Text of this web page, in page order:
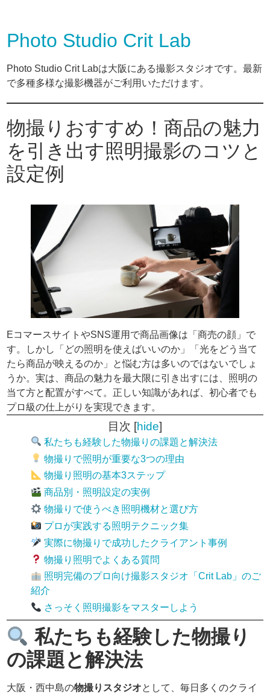
Photo Studio Crit Lab
Photo Studio Crit Labは大阪にある撮影スタジオです。最新
で多種多様な撮影機器がご利用いただけます。
物撮りおすすめ！商品の魅力
を引き出す照明撮影のコツと
設定例
EコマースサイトやSNS運用で商品画像は「商売の顔」で
す。しかし「どの照明を使えばいいのか」「光をどう当て
たら商品が映えるのか」と悩む方は多いのではないでしょ
うか。実は、商品の魅力を最大限に引き出すには、照明の
当て方と配置がすべて。正しい知識があれば、初心者でも
プロ級の仕上がりを実現できます。
目次 [hide]
私たちも経験した物撮りの課題と解決法
物撮りで照明が重要な3つの理由
物撮り照明の基本3ステップ
商品別・照明設定の実例
物撮りで使うべき照明機材と選び方
プロが実践する照明テクニック集
実際に物撮りで成功したクライアント事例
物撮り照明でよくある質問
照明完備のプロ向け撮影スタジオ「Crit Lab」のご
紹介
さっそく照明撮影をマスターしよう
私たちも経験した物撮り
の課題と解決法
大阪・西中島の物撮りスタジオとして、毎日多くのクライ